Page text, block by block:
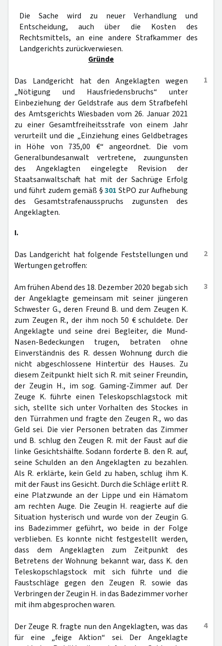
Die Sache wird zu neuer Verhandlung und
Entscheidung, auch über die Kosten des
Rechtsmittels, an eine andere Strafkammer des
Landgerichts zurückverwiesen.
Gründe
1
Das Landgericht hat den Angeklagten wegen
„Nötigung und Hausfriedensbruchs“ unter
Einbeziehung der Geldstrafe aus dem Strafbefehl
des Amtsgerichts Wiesbaden vom 26. Januar 2021
zu einer Gesamtfreiheitsstrafe von einem Jahr
verurteilt und die „Einziehung eines Geldbetrages
in Höhe von 735,00 €“ angeordnet. Die vom
Generalbundesanwalt vertretene, zuungunsten
des Angeklagten eingelegte Revision der
Staatsanwaltschaft hat mit der Sachrüge Erfolg
und führt zudem gemäß §301 StPO zur Aufhebung
des Gesamtstrafenausspruchs zugunsten des
Angeklagten.
I.
2
Das Landgericht hat folgende Feststellungen und
Wertungen getroffen:
3
Am frühen Abend des 18. Dezember 2020 begab sich
der Angeklagte gemeinsam mit seiner jüngeren
Schwester G., deren Freund B. und dem Zeugen K.
zum Zeugen R., der ihm noch 50 € schuldete. Der
Angeklagte und seine drei Begleiter, die Mund-
Nasen-Bedeckungen trugen, betraten ohne
Einverständnis des R. dessen Wohnung durch die
nicht abgeschlossene Hintertür des Hauses. Zu
diesem Zeitpunkt hielt sich R. mit seiner Freundin,
der Zeugin H., im sog. Gaming-Zimmer auf. Der
Zeuge K. führte einen Teleskopschlagstock mit
sich, stellte sich unter Vorhalten des Stockes in
den Türrahmen und fragte den Zeugen R., wo das
Geld sei. Die vier Personen betraten das Zimmer
und B. schlug den Zeugen R. mit der Faust auf die
linke Gesichtshälfte. Sodann forderte B. den R. auf,
seine Schulden an den Angeklagten zu bezahlen.
Als R. erklärte, kein Geld zu haben, schlug ihm K.
mit der Faust ins Gesicht. Durch die Schläge erlitt R.
eine Platzwunde an der Lippe und ein Hämatom
am rechten Auge. Die Zeugin H. reagierte auf die
Situation hysterisch und wurde von der Zeugin G.
ins Badezimmer geführt, wo beide in der Folge
verblieben. Es konnte nicht festgestellt werden,
dass dem Angeklagten zum Zeitpunkt des
Betretens der Wohnung bekannt war, dass K. den
Teleskopschlagstock mit sich führte und die
Faustschläge gegen den Zeugen R. sowie das
Verbringen der Zeugin H. in das Badezimmer vorher
mit ihm abgesprochen waren.
4
Der Zeuge R. fragte nun den Angeklagten, was das
für eine „feige Aktion“ sei. Der Angeklagte